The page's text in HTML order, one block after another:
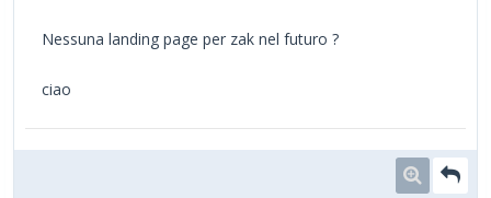
Nessuna landing page per zak nel futuro ?
ciao